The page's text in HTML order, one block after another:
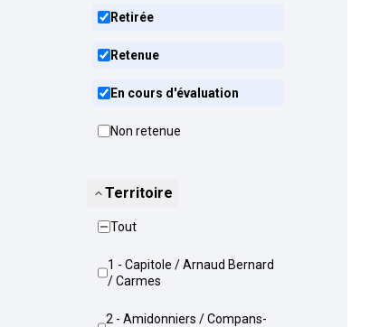
Retirée
Retenue
En cours d'évaluation
Non retenue
Territoire
Tout
1 - Capitole / Arnaud Bernard
/ Carmes
2 - Amidonniers / Compans-